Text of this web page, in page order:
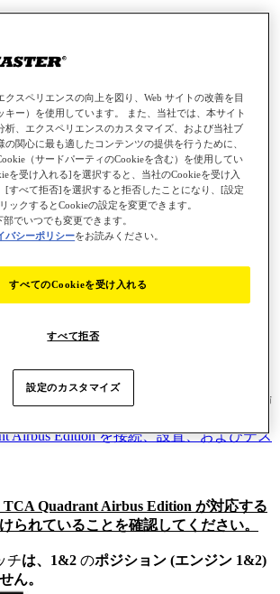
S™、Xbox Series X™
Quadrant Airbus EditionをXboxで使
き重要なポイントを紹介します。
Quadrant Airbus Edition を使用するに
Airbus Edition への接続のみに依存しま
Edition の構成と設定の詳細について
ュアルを参照してください。
Edition を PC で使用またはテストする場
事をご覧ください:
Airbus Edition を接続、設置、およびテス
Quadrant Airbus Edition が対応する
られていることを確認してください。
チは、 1&2 のポジション (エンジン 1&2)
ん。
クスペリエンスの向上を図り、Web サイトの改善を目
キー）を使用しています。 また、当社では、本サイト
析、エクスペリエンスのカスタマイズ、および当社ブ
の関心に最も適したコンテンツの提供を行うために、
（サードパーティのCookieを含む）を使用してい
を受け入れる]を選択すると、当社のCookieを受け入
[すべて拒否]を選択すると拒否したことになり、[設定
ックするとCookieの設定を変更できます。
でいつでも変更できます。
バシーポリシーをお読みください。
すべて拒否
すべてのCookieを受け入れる
設定のカスタマイズ